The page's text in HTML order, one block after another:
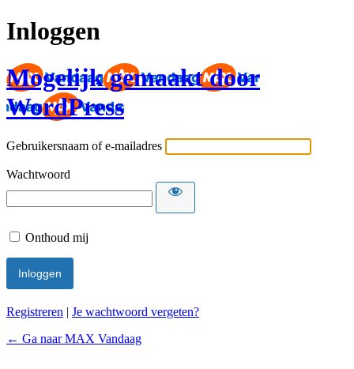
Inloggen
Mogelijk gemaakt door
WordPress
Gebruikersnaam of e-mailadres
Wachtwoord
Onthoud mij
Registreren | Je wachtwoord vergeten?
← Ga naar MAX Vandaag